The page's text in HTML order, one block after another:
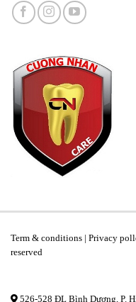
Term & conditions | Privacy
reserved
526-528 ĐL Bình Dương, P.